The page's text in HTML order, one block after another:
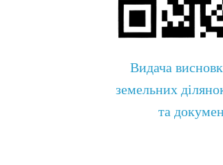
Видача
земельних
та